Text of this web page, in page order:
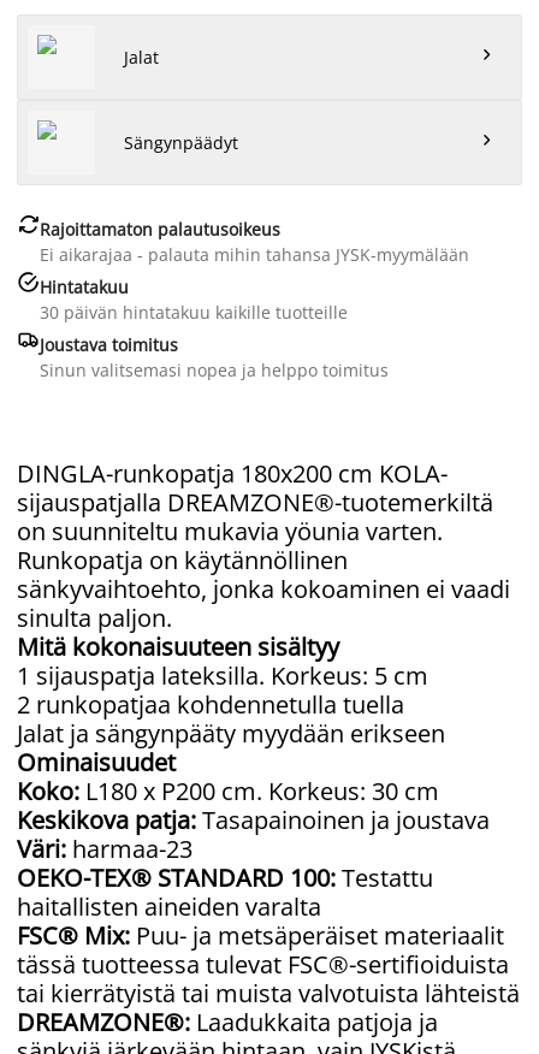
Jalat 
Sängynpäädyt 
Rajoittamaton palautusoikeus
Ei aikarajaa - palauta mihin tahansa JYSK-myymälään
Hintatakuu
30 päivän hintatakuu kaikille tuotteille
Joustava toimitus
Sinun valitsemasi nopea ja helppo toimitus
DINGLA-runkopatja 180x200 cm KOLA-
sijauspatjalla DREAMZONE®-tuotemerkiltä
on suunniteltu mukavia yöunia varten.
Runkopatja on käytännöllinen
sänkyvaihtoehto, jonka kokoaminen ei vaadi
sinulta paljon.
Mitä kokonaisuuteen sisältyy
1 sijauspatja lateksilla. Korkeus: 5 cm
2 runkopatjaa kohdennetulla tuella
Jalat ja sängynpääty myydään erikseen
Ominaisuudet
Koko: L180 x P200 cm. Korkeus: 30 cm
Keskikova patja:Tasapainoinen ja joustava
Väri: harmaa-23
OEKO-TEX® STANDARD 100:Testattu
haitallisten aineiden varalta
FSC® Mix: Puu- ja metsäperäiset materiaalit
tässä tuotteessa tulevat FSC®-sertifioiduista
tai kierrätyistä tai muista valvotuista lähteistä
DREAMZONE®: Laadukkaita patjoja ja